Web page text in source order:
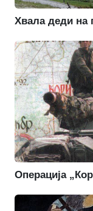
Хвала деди на
Операција